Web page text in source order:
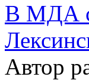
В МДА
Автор